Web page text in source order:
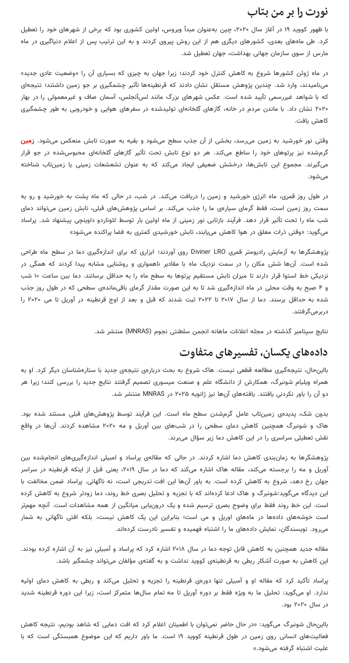
نورت را بر من بتاب
با ظهور کووید ۱۹ در آغاز سال ۲۰۲۰، چین به‌عنوان مبدأ ویروس، اولین کشوری بود که برخی از شهرهای خود را تعطیل
کرد. طی ماه‌های بعدی، کشورهای دیگری هم از این روش پیروی کردند و به این ترتیب پس از اعلام دنیاگیری در ماه
مارس از سوی سازمان جهانی بهداشت، جهان تعطیل شد.
در ماه ژوئن کشورها شروع به کاهش کنترل خود کردند؛ زیرا جهان به چیزی که بسیاری آن را «وضعیت عادی جدید»
می‌نامیدند، وارد شد. چندین پژوهش مستقل نشان دادند که قرنطینه‌ها تأثیر چشمگیری بر جو زمین داشتند؛ نتیجه‌ای
که با شواهد غیررسمی تأیید شده است. عکس شهرهای بزرگ مانند لس‌آنجلس، آسمان صاف و غیرمعمولی را در بهار
۲۰۲۰ نشان داد. با ماندن مردم در خانه، گازهای گلخانه‌ای تولیدشده در سفرهای هوایی و خودرویی به طور چشمگیری
کاهش یافت.
وقتی نور خورشید به زمین می‌رسد، بخشی از آن جذب سطح می‌شود و بقیه به صورت تابش منعکس می‌شود. زمین
گرم‌شده نیز پرتوهای خود را ساطع می‌کند. هر دو نوع تابش تحت تأثیر گازهای گلخانه‌ای محبوس‌شده در جو قرار
می‌گیرند. مجموع این تابش‌ها، درخشش ضعیفی ایجاد می‌کند که به عنوان تشعشعات زمینی یا زمین‌تاب شناخته
می‌شود.
در طول روز قمری، ماه انرژی خورشید و زمین را دریافت می‌کند. در شب، در حالی که ماه پشت به خورشید و رو به
سمت روز زمین است، فقط گرمای سیاره‌ی ما را جذب می‌کند. بر اساس پژوهش‌های قبلی، تابش زمین می‌تواند دمای
شب ماه را تحت تأثیر قرار دهد. فرآیند بازتابی نور زمینی از ماه اولین بار توسط لئوناردو داوینچی پیشنهاد شد. پراساد
می‌گوید: «وقتی ذرات معلق در هوا کاهش می‌یابند، تابش خورشیدی کمتری به فضا پراکنده می‌شود»
پژوهشگرها به آزمایش رادیومتر قمری Diviner LRO روی آوردند؛ ابزاری که برای اندازه‌گیری دما در سطح ماه طراحی
شده است. آن‌ها شش مکان را در سمت نزدیک ماه با مقادیر ناهمواری و روشنایی مشابه پیدا کردند که همگی در
نزدیکی خط استوا قرار دارند تا میزان تابش مستقیم پرتوها به سطح ماه را به حداقل برسانند. دما بین ساعت ۱۰ شب
و ۴ صبح به وقت محلی در ماه اندازه‌گیری شد تا به این صورت مقدار گرمای باقی‌مانده‌ی سطحی که در طول روز جذب
شده به حداقل برسند. دما از سال ۲۰۱۷ تا ۲۰۲۲ ثبت شدند که قبل و بعد از اوج قرنطینه در آوریل تا می ۲۰۲۰ را
دربرمی‌گرفتند.
نتایج سپتامبر گذشته در مجله‌ اعلانات ماهانه انجمن سلطنتی نجوم (MNRAS)
منتشر شد.
داده‌های یکسان، تفسیرهای متفاوت
بااین‌حال، نتیجه‌گیری مطالعه قطعی نیست. هاک شروع به بحث درباره‌ی نتیجه‌ی جدید با ستاره‌شناسان دیگر کرد. او به
همراه ویلیام شونبرگ، همکارش از دانشگاه علم و صنعت میسوری تصمیم گرفتند نتایج جدید را بررسی کنند؛ زیرا هر
دو آن را باور نکردنی یافتند. یافته‌های آن‌ها نیز ژانویه ۲۰۲۵ در MNRAS منتشر شد.
بدون شک، پدیده‌ی زمین‌تاب عامل گرم‌شدن سطح ماه است. این فرآیند توسط پژوهش‌های قبلی مستند شده بود.
هاک و شونبرگ همچنین کاهش دمای سطحی را در شب‌های بین آوریل و مه ۲۰۲۰ مشاهده کردند. آن‌ها در واقع
نقش تعطیلی سراسری را در این کاهش دما زیر سؤال می‌برند.
پژوهشگرها به زمان‌بندی کاهش دما اشاره کردند. در حالی که مقاله‌ی پراساد و امبیلی اندازه‌گیری‌های انجام‌شده بین
آوریل و مه را برجسته می‌کند، مقاله هاک اشاره می‌کند که دما در سال ۲۰۱۹، یعنی قبل از اینکه قرنطینه در سراسر
جهان رخ دهد، شروع به کاهش کرده است. به باور آن‌ها این افت تدریجی است، نه ناگهانی. پراساد ضمن مخالفت با
این دیدگاه می‌گوید:شونبرگ و هاک ادعا کرده‌اند که با تجزیه و تحلیل بصری خط روند، دما زودتر شروع به کاهش کرده
است. این خط روند فقط برای وضوح بصری ترسیم شده و یک درون‌یابی میانگین از همه مشاهدات است. آنچه مهم‌تر
است خوشه‌های داده‌ها در ماه‌های اوریل و می است؛ بنابراین این یک کاهش نیست، بلکه افتی ناگهانی به شمار
می‌رود. نویسندگان، نمایش داده‌های ما را اشتباه فهمیده و تفسیر نادرست کرده‌اند.
مقاله جدید همچنین به کاهش قابل توجه دما در سال ۲۰۱۸ اشاره کرد که پراساد و آمبیلی نیز به آن اشاره کرده بودند.
این کاهش به صورت آشکار ربطی به قرنطینه‌ی کووید نداشت و به گفته‌ی مؤلفان می‌تواند چشمگیر باشد.
پراساد تأکید کرد که مقاله او و آمبیلی تنها دوره‌ی قرنطینه را تجزیه و تحلیل می‌کند و ربطی به کاهش دمای اولیه
ندارد. او می‌گوید: تحلیل ما به ویژه فقط بر دوره آوریل تا مه تمام سال‌ها متمرکز است، زیرا این دوره قرنطینه شدید
در سال ۲۰۲۰ بود.
بااین‌حال شونبرگ می‌گوید: «در حال حاضر نمی‌توان با اطمینان اعلام کرد که افت دمایی که شاهد بودیم، نتیجه کاهش
فعالیت‌های انسانی روی زمین در طول قرنطینه کووید ۱۹ است. ما باور داریم که این موضوع همبستگی است که با
علیت اشتباه گرفته می‌شود.»